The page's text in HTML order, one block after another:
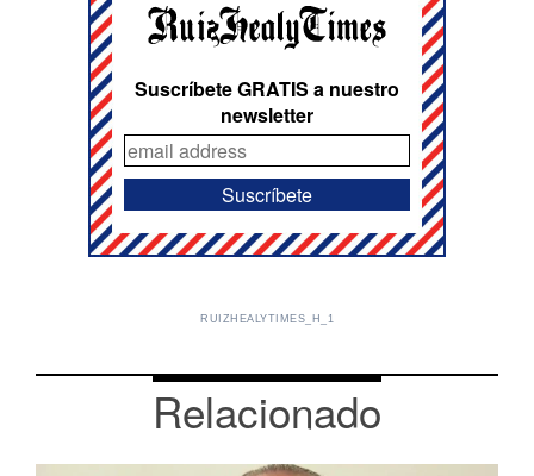
Suscríbete GRATIS a nuestro
newsletter
RUIZHEALYTIMES_H_1
Relacionado